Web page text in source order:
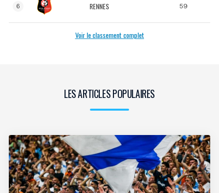
6 RENNES 59
Voir le classement complet
LES ARTICLES POPULAIRES